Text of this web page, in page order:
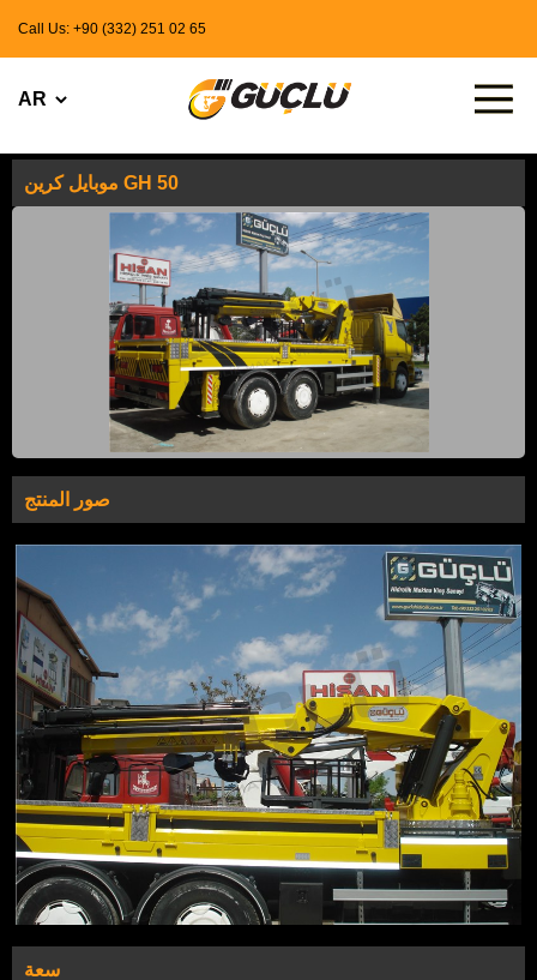
Call Us: +90 (332) 251 02 65
موبايل كرين GH 50
صور المنتج
سعة